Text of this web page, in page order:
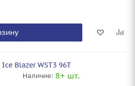
Blazer WST3 96T
Наличие: 8+ шт.